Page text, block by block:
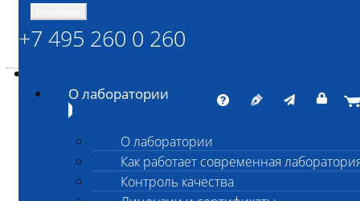
ШАНС БИО
Независимая ветеринарная лаборатория
+7 495 260 0 260
О лаборатории
О лаборатории
Как работает современная
Контроль качества